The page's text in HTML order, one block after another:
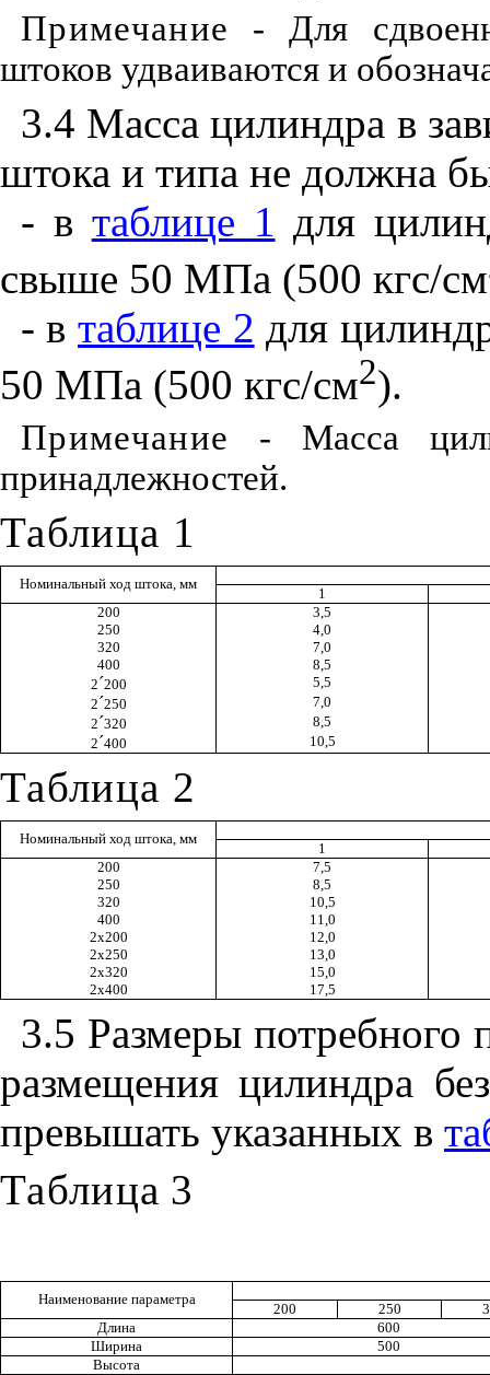
Примечание - Для
штоков удваиваются и
3.4 Масса цилиндра в
штока и типа не должна
- в таблице 1 для
свыше 50 МПа (500 кгс/см
- втаблице 2 для
50 МПа (500 кгс/см2).
Примечание - Масса
принадлежностей.
Таблица 1
Номинальный ход штока, мм
1
200
3,5
250
4,0
320
7,0
400
8,5
2´200
5,5
2´250
7,0
2´320
8,5
2´400 10,5
Таблица 2
Номинальный ход штока, мм
1
200
7,5
250
8,5
320
10,5
400
11,0
2х200
12,0
2х250
13,0
2х320
15,0
2х400
17,5
3.5 Размеры потребного
размещения цилиндра
превышать указанных в
Таблица 3
Наименование параметра
200 250
Длина
600
Ширина
500
Высота